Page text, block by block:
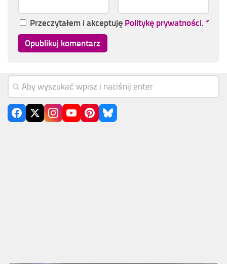
Przeczytałem i akceptuję Politykę prywatności. *